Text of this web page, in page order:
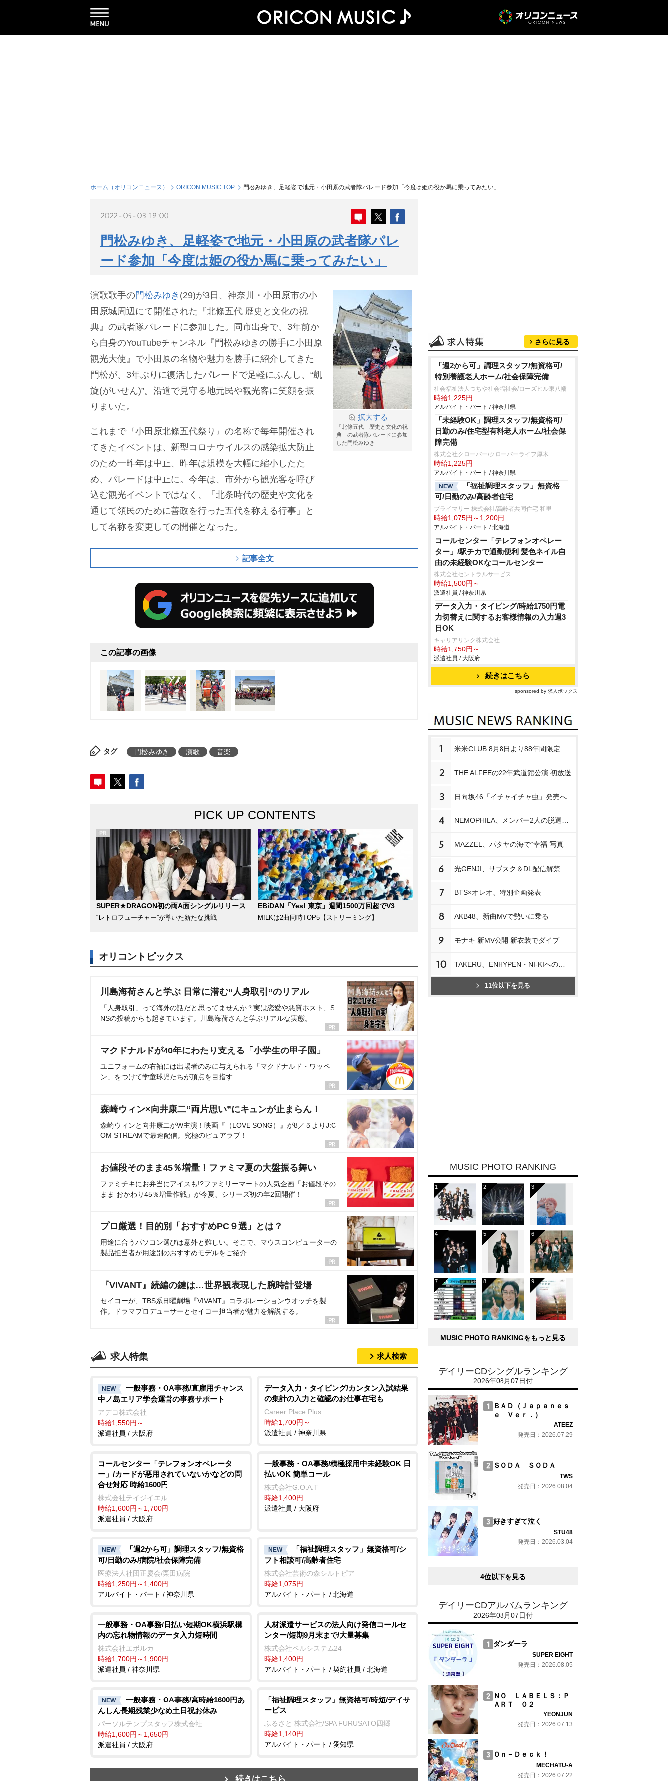
ホーム（オリコンニュース） ORICON MUSIC TOP 門松みゆき、足軽姿で地元・小田原の武者隊パレード参加「今度は姫の役か馬に乗ってみたい」
2022-05-03 19:00
門松みゆき、足軽姿で地元・小田原の武者隊パレ
ード参加「今度は姫の役か馬に乗ってみたい」
拡大する
「北條五代 歴史と文化の祝
典」の武者隊パレードに参加
した門松みゆき
演歌歌手の門松みゆき (29)が3日、神奈川・小田原市の小
田原城周辺にて開催された『北條五代 歴史と文化の祝
典』の武者隊パレードに参加した。同市出身で、3年前か
ら自身のYouTubeチャンネル『門松みゆきの勝手に小田原
観光大使』で小田原の名物や魅力を勝手に紹介してきた
門松が、3年ぶりに復活したパレードで足軽にふんし、“凱
旋(がいせん)”。沿道で見守る地元民や観光客に笑顔を振
りまいた。
これまで『小田原北條五代祭り』の名称で毎年開催され
てきたイベントは、新型コロナウイルスの感染拡大防止
のため一昨年は中止、昨年は規模を大幅に縮小したた
め、パレードは中止に。今年は、市外から観光客を呼び
込む観光イベントではなく、「北条時代の歴史や文化を
通じて領民のために善政を行った五代を称える行事」と
して名称を変更しての開催となった。
記事全文
この記事の画像
タグ 門松みゆき 演歌 音楽
PICK UP CONTENTS
SUPER★DRAGON初の両A面シングルリリース
“レトロフューチャー”が導いた新たな挑戦
EBiDAN「Yes! 東京」週間1500万回超でV3
M!LKは2曲同時TOP5【ストリーミング】
オリコントピックス
川島海荷さんと学ぶ 日常に潜む“人身取引”のリアル
「人身取引」って海外の話だと思ってませんか？実は恋愛や悪質ホスト、S
NSの投稿からも起きています。川島海荷さんと学ぶリアルな実態。
マクドナルドが40年にわたり支える「小学生の甲子園」
ユニフォームの右袖には出場者のみに与えられる「マクドナルド・ワッペ
ン」をつけて学童球児たちが頂点を目指す
森崎ウィン×向井康二“両片思い”にキュンが止まらん！
森崎ウィンと向井康二がW主演！映画『（LOVE SONG）』が8／５よりJ:C
OM STREAMで最速配信。究極のピュアラブ！
お値段そのまま45％増量！ファミマ夏の大盤振る舞い
ファミチキにお弁当にアイスも!?ファミリーマートの人気企画「お値段その
まま おかわり45％増量作戦」が今夏、シリーズ初の年2回開催！
プロ厳選！目的別「おすすめPC９選」とは？
用途に合うパソコン選びは意外と難しい。そこで、マウスコンピューターの
製品担当者が用途別のおすすめモデルをご紹介！
『VIVANT』続編の鍵は…世界観表現した腕時計登場
セイコーが、TBS系日曜劇場『VIVANT』コラボレーションウオッチを製
作。ドラマプロデューサーとセイコー担当者が魅力を解説する。
求人特集 求人検索
NEW
一般事務・OA事務/直雇用チャンス
中ノ島エリア学会運営の事務サポート
アデコ株式会社
時給1,550円～
派遣社員 / 大阪府
データ入力・タイピング/カンタン入試結果
の集計の入力と確認のお仕事在宅も
Career Place Plus
時給1,700円～
派遣社員 / 神奈川県
コールセンター「テレフォンオペレータ
ー」/カードが悪用されていないかなどの問
合せ対応 時給1600円
株式会社テイジイエル
時給1,600円～1,700円
派遣社員 / 大阪府
一般事務・OA事務/積極採用中未経験OK 日
払いOK 簡単コール
株式会社G.O.A.T
時給1,400円
派遣社員 / 大阪府
NEW
「週2から可」調理スタッフ/無資格
可/日勤のみ/病院/社会保障完備
医療法人社団正慶会/栗田病院
時給1,250円～1,400円
アルバイト・パート / 神奈川県
NEW
「福祉調理スタッフ」無資格可/シ
フト相談可/高齢者住宅
株式会社芸術の森シルトピア
時給1,075円
アルバイト・パート / 北海道
一般事務・OA事務/日払い短期OK横浜駅構
内の忘れ物情報のデータ入力短時間
株式会社エボルカ
時給1,700円～1,900円
派遣社員 / 神奈川県
人材派遣サービスの法人向け発信コールセ
ンター/短期9月末まで/大量募集
株式会社ベルシステム24
時給1,400円
アルバイト・パート / 契約社員 / 北海道
NEW
一般事務・OA事務/高時給1600円あ
んしん長期残業少なめ土日祝お休み
パーソルテンプスタッフ株式会社
時給1,600円～1,650円
派遣社員 / 大阪府
「福祉調理スタッフ」無資格可/時短/デイサ
ービス
ふるさと 株式会社/SPA FURUSATO四郷
時給1,140円
アルバイト・パート / 愛知県
続きはこちら
さらに見る
「週2から可」調理スタッフ/無資格可/
特別養護老人ホーム/社会保障完備
社会福祉法人つちや社会福祉会/ローズヒル東八幡
時給1,225円
アルバイト・パート / 神奈川県
「未経験OK」調理スタッフ/無資格可/
日勤のみ/住宅型有料老人ホーム/社会保
障完備
株式会社クローバー/クローバーライフ厚木
時給1,225円
アルバイト・パート / 神奈川県
NEW
「福祉調理スタッフ」無資格
可/日勤のみ/高齢者住宅
プライマリー 株式会社/高齢者共同住宅 和里
時給1,075円～1,200円
アルバイト・パート / 北海道
コールセンター「テレフォンオペレー
ター」/駅チカで通勤便利 髪色ネイル自
由の未経験OKなコールセンター
株式会社セントラルサービス
時給1,500円～
派遣社員 / 神奈川県
データ入力・タイピング/時給1750円電
力切替えに関するお客様情報の入力週3
日OK
キャリアリンク株式会社
時給1,750円～
派遣社員 / 大阪府
続きはこちら
sponsored by 求人ボックス
1
2 THE ALFEEの22年武道館公演 初放送
3 日向坂46「イチャイチャ虫」発売へ
4
5 MAZZEL、パタヤの海で“幸福”写真
6 光GENJI、サブスク＆DL配信解禁
7 BTS×オレオ、特別企画発表
8 AKB48、新曲MVで勢いに乗る
9 モナキ 新MV公開 新衣装でダイブ
10
11位以下を見る
MUSIC PHOTO RANKING
MUSIC PHOTO RANKINGをもっと見る
デイリーCDシングルランキング
2026年08月07日付
ＢＡＤ（Ｊａｐａｎｅｓ
ｅ Ｖｅｒ．）
ATEEZ
発売日：2026.07.29
ＳＯＤＡ ＳＯＤＡ
TWS
発売日：2026.08.04
好きすぎて泣く
STU48
発売日：2026.03.04
4位以下を見る
デイリーCDアルバムランキング
2026年08月07日付
ダンダーラ
SUPER EIGHT
発売日：2026.08.05
ＮＯ ＬＡＢＥＬＳ：Ｐ
ＡＲＴ ０２
YEONJUN
発売日：2026.07.13
Ｏｎ－Ｄｅｃｋ！
MECHATU-A
発売日：2026.07.22